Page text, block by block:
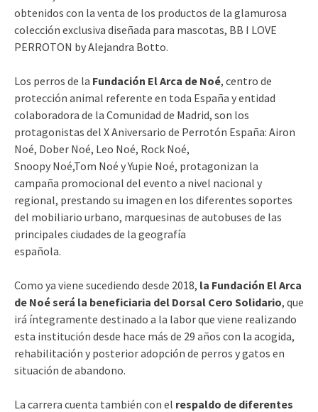
obtenidos con la venta de los productos de la glamurosa
colección exclusiva diseñada para mascotas, BB I LOVE
PERROTON by Alejandra Botto.
Los perros de la Fundación El Arca de Noé, centro de
protección animal referente en toda España y entidad
colaboradora de la Comunidad de Madrid, son los
protagonistas del X Aniversario de Perrotón España: Airon
Noé, Dober Noé, Leo Noé, Rock Noé,
Snoopy Noé,Tom Noé y Yupie Noé, protagonizan la
campaña promocional del evento a nivel nacional y
regional, prestando su imagen en los diferentes soportes
del mobiliario urbano, marquesinas de autobuses de las
principales ciudades de la geografía
española.
Como ya viene sucediendo desde 2018, la Fundación El Arca
de Noé será la beneficiaria del Dorsal Cero Solidario, que
irá íntegramente destinado a la labor que viene realizando
esta institución desde hace más de 29 años con la acogida,
rehabilitación y posterior adopción de perros y gatos en
situación de abandono.
La carrera cuenta también con el respaldo de diferentes